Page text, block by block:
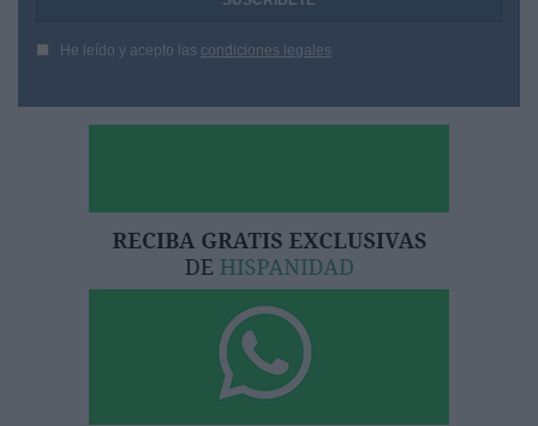
He leído y acepto las condiciones legales